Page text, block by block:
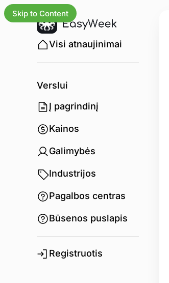
Skip to Content
Visi atnaujinimai
Verslui
Į pagrindinį
Kainos
Galimybės
Industrijos
Pagalbos centras
Būsenos puslapis
Registruotis